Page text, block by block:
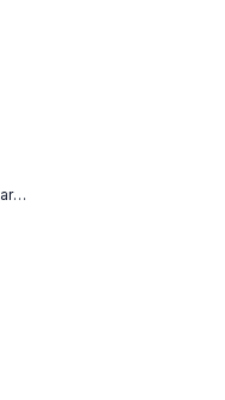
Anunt_Consultarea_pietei_Monitorizare.pdf